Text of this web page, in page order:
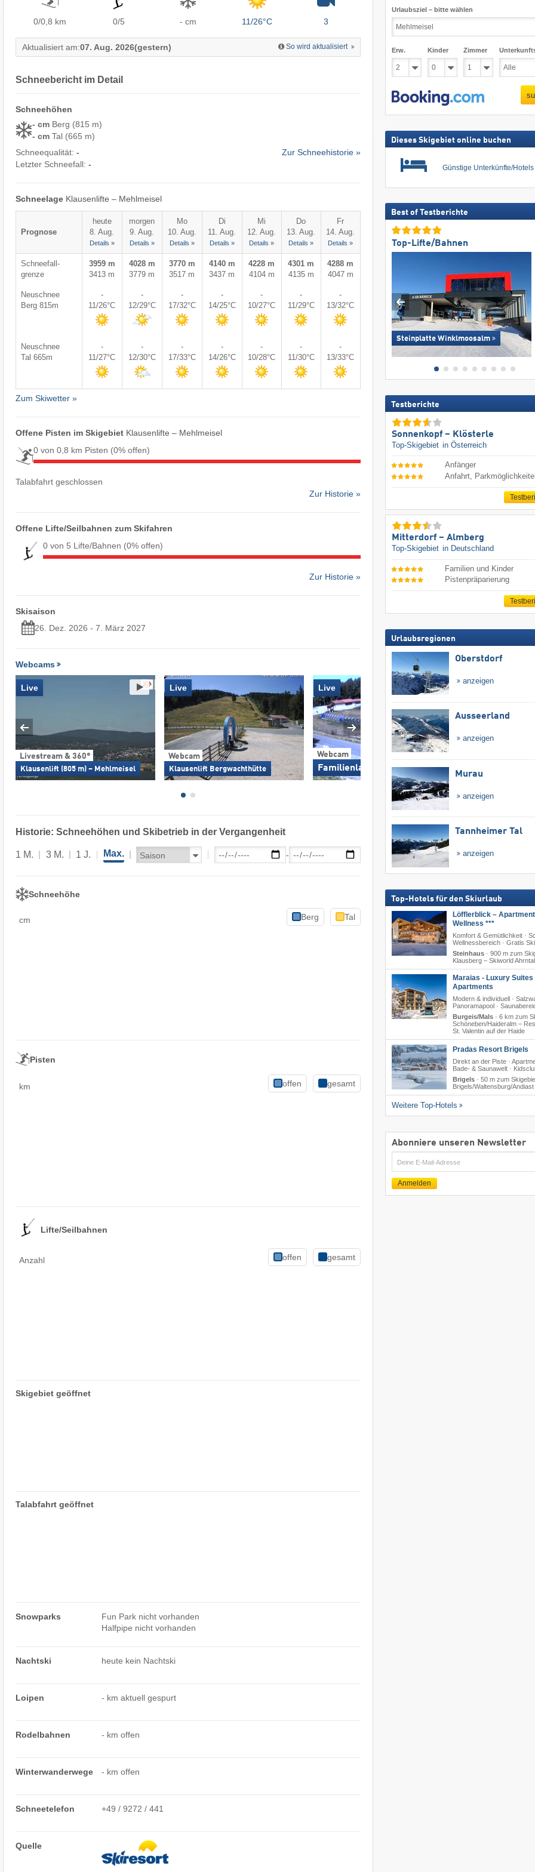
0/0,8 km 0/5 - cm 11/26°C 3
Aktualisiert am:07. Aug. 2026(gestern) So wird aktualisiert
Schneebericht im Detail
Schneehöhen
- cm Berg (815 m)
- cm Tal (665 m)
Schneequalität: -
Letzter Schneefall: -
Zur Schneehistorie »
Schneelage Klausenlifte – Mehlmeisel
Prognose
heute
8. Aug.
Details »
morgen
9. Aug.
Details »
Mo
10. Aug.
Details »
Di
11. Aug.
Details »
Mi
12. Aug.
Details »
Do
13. Aug.
Details »
Fr
14. Aug.
Details »
Schneefall-
grenze
3959 m
3413 m
4028 m
3779 m
3770 m
3517 m
4140 m
3437 m
4228 m
4104 m
4301 m
4135 m
4288 m
4047 m
Neuschnee
Berg 815m
-
11/26°C
-
12/29°C
-
17/32°C
-
14/25°C
-
10/27°C
-
11/29°C
-
13/32°C
Neuschnee
Tal 665m
-
11/27°C
-
12/30°C
-
17/33°C
-
14/26°C
-
10/28°C
-
11/30°C
-
13/33°C
Zum Skiwetter »
Offene Pisten im Skigebiet Klausenlifte – Mehlmeisel
0 von 0,8 km Pisten (0% offen)
Talabfahrt geschlossen
Zur Historie »
Offene Lifte/Seilbahnen zum Skifahren
0 von 5 Lifte/Bahnen (0% offen)
Zur Historie »
Skisaison
26. Dez. 2026 - 7. März 2027
Webcams
Livestream & 360°
Klausenlift (805 m) – Mehlmeisel
Live
Webcam
Klausenlift Bergwachthütte
Live
Webcam
Familienland
Live
Historie: Schneehöhen und Skibetrieb in der Vergangenheit
1 M. 3 M. 1 J. Max. -
Schneehöhe
cm Berg Tal
Pisten
km offen gesamt
Lifte/Seilbahnen
Anzahl offen gesamt
Skigebiet geöffnet
Talabfahrt geöffnet
Snowparks
Fun Park nicht vorhanden
Halfpipe nicht vorhanden
Nachtski heute kein Nachtski
Loipen - km aktuell gespurt
Rodelbahnen - km offen
Winterwanderwege - km offen
Schneetelefon +49 / 9272 / 441
Quelle
Urlaubsziel – bitte wählen
Erw. Kinder Zimmer
Dieses Skigebiet online buchen
Günstige Unterkünfte/Hotels
Best of Testberichte
Top-Lifte/Bahnen
Steinplatte Winklmoosalm
Testberichte
Sonnenkopf – Klösterle
Top-Skigebiet in Österreich
Anfänger
Anfahrt,
Mitterdorf – Almberg
Top-Skigebiet in Deutschland
Familien und Kinder
Pistenpräparierung
Urlaubsregionen
Oberstdorf
anzeigen
Ausseerland
anzeigen
Murau
anzeigen
Tannheimer Tal
anzeigen
Top-Hotels für den Skiurlaub
Löfflerblick –
Wellness ***
Komfort & Gemütlichkeit ·
Wellnessbereich · Gratis
Steinhaus· 900 m zum
Klausberg – Skiworld Ahrntal
Maraias - Luxury Suites
Apartments
Modern & individuell ·
Panoramapool ·
Burgeis/Mals· 6 km zum
Schöneben/​Haideralm –
St. Valentin auf der Haide
Pradas Resort Brigels
Direkt an der Piste ·
Bade- & Saunawelt ·
Brigels· 50 m zum
Brigels/​Waltensburg/​Andiast
Weitere Top-Hotels
Abonniere unseren Newsletter
E-
Mail
Anmelden